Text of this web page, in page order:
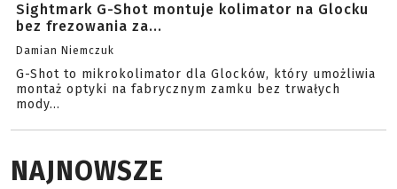
Sightmark G-Shot montuje kolimator na Glocku
bez frezowania za...
Damian Niemczuk
G-Shot to mikrokolimator dla Glocków, który umożliwia
montaż optyki na fabrycznym zamku bez trwałych
mody...
NAJNOWSZE